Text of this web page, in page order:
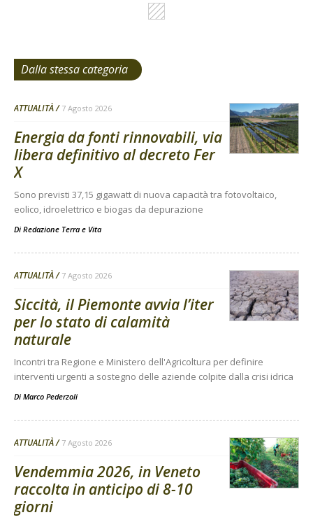
Dalla stessa categoria
ATTUALITÀ 7 Agosto 2026
Energia da fonti rinnovabili, via
libera definitivo al decreto Fer
X
Sono previsti 37,15 gigawatt di nuova capacità tra fotovoltaico,
eolico, idroelettrico e biogas da depurazione
Di Redazione Terra e Vita
ATTUALITÀ 7 Agosto 2026
Siccità, il Piemonte avvia l’iter
per lo stato di calamità
naturale
Incontri tra Regione e Ministero dell'Agricoltura per definire
interventi urgenti a sostegno delle aziende colpite dalla crisi idrica
Di Marco Pederzoli
ATTUALITÀ 7 Agosto 2026
Vendemmia 2026, in Veneto
raccolta in anticipo di 8-10
giorni